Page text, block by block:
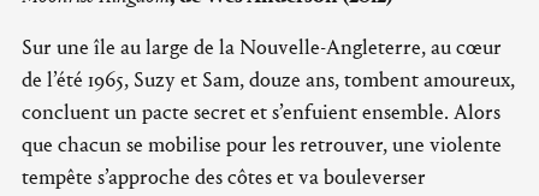
Sur une île au large de la Nouvelle-Angleterre, au cœur
de l’été 1965, Suzy et Sam, douze ans, tombent amoureux,
concluent un pacte secret et s’enfuient ensemble. Alors
que chacun se mobilise pour les retrouver, une violente
tempête s’approche des côtes et va bouleverser